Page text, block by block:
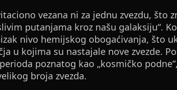
vezana ni za jednu zvezdu, što
putanjama kroz našu galaksiju“.
nivo hemijskog obogaćivanja, što
u kojima su nastajale nove zvezde.
poznatog kao „kosmičko
broja zvezda.